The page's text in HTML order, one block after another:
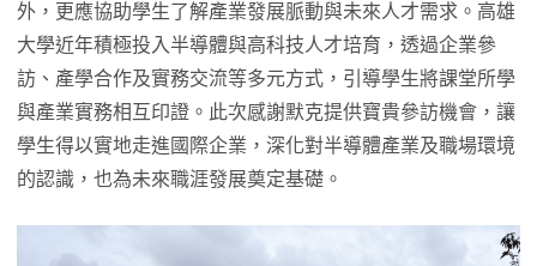
外，更應協助學生了解產業發展脈動與未來人才需求。高雄
大學近年積極投入半導體與高科技人才培育，透過企業參
訪、產學合作及實務交流等多元方式，引導學生將課堂所學
與產業實務相互印證。此次感謝默克提供寶貴參訪機會，讓
學生得以實地走進國際企業，深化對半導體產業及職場環境
的認識，也為未來職涯發展奠定基礎。